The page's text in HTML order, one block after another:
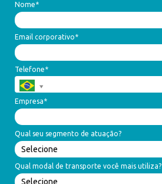
Nome*
Email corporativo*
Telefone*
Empresa*
Qual seu segmento de atuação?
Qual modal de transporte você mais utiliza?